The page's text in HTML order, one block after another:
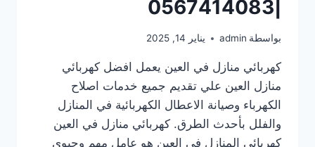
بواسطة admin يناير 14, 2025
كهربائي منازل في العين يعمل افضل كهربائي
منازل العين علي تقديم جميع خدمات اصلاح
الكهرباء وصيانة الاعطال الكهربائية في المنازل
والفلل بأحدث الطرق. كهربائي منازل في العين
كهربائي المنازل في العين هو عامل مهم وحيوي